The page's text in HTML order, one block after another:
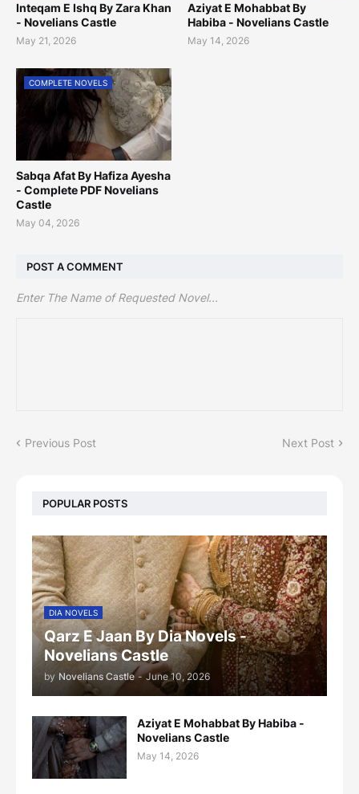
Inteqam E Ishq By Zara Khan
- Novelians Castle
May 21, 2026
Aziyat E Mohabbat By
Habiba - Novelians Castle
May 14, 2026
COMPLETE NOVELS
Sabqa Afat By Hafiza Ayesha
- Complete PDF Novelians
Castle
May 04, 2026
POST A COMMENT
Enter The Name of Requested Novel...
Previous Post Next Post
POPULAR POSTS
DIA NOVELS
Qarz E Jaan By Dia Novels -
Novelians Castle
by Novelians Castle - June 10, 2026
Aziyat E Mohabbat By Habiba -
Novelians Castle
May 14, 2026